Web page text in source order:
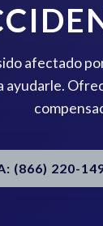
afectado
ayudarle.
(866) 220-